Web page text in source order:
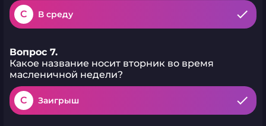
C В среду
Вопрос 7.
Какое название носит вторник во время
масленичной недели?
C Заигрыш